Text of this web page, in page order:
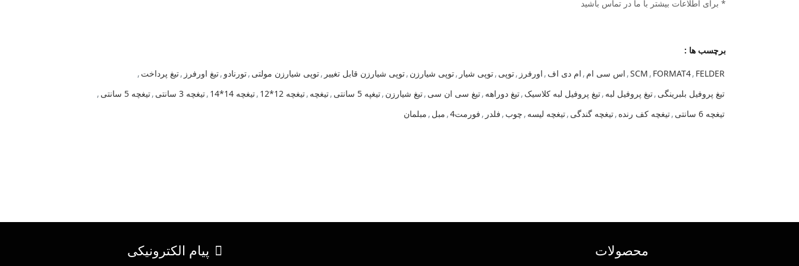
* برای اطلاعات بیشتر با ما در تماس باشید
برچسب ها :
FELDER
,
FORMAT4
,
SCM
, اس سی ام , ام دی اف , اورفرز ,توپی ,توپی شیار ,توپی شیارزن ,توپی شیارزن قابل تغییر ,توپی شیارزن مولتی ,تورنادو ,تیغ اورفرز ,تیغ پرداخت ,
تیغ پروفیل بلبرینگی ,تیغ پروفیل لبه ,تیغ پروفیل لبه کلاسیک ,تیغ دوراهه ,تیغ سی ان سی ,تیغ شیارزن ,تیغپه 5 سانتی ,تیغچه ,تیغچه 12*12 ,تیغچه 14*14 ,تیغچه 3 سانتی ,تیغچه 5 سانتی
,
تیغچه 6 سانتی
,تیغچه کف رنده ,تیغچه گندگی ,تیغچه لیسه , چوب , فلدر , فورمت4 , مبل , مبلمان
محصولات پیام الکترونیکی